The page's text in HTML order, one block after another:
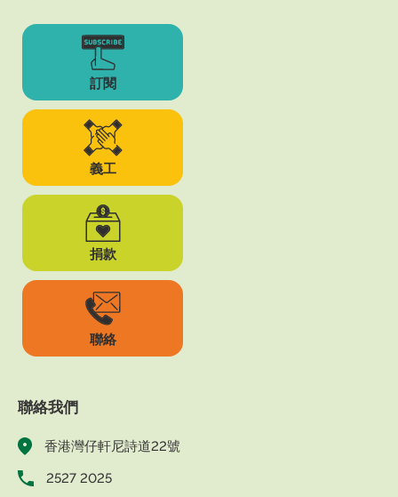
訂閱
義工
捐款
聯絡
聯絡我們
香港灣仔軒尼詩道22號
2527 2025